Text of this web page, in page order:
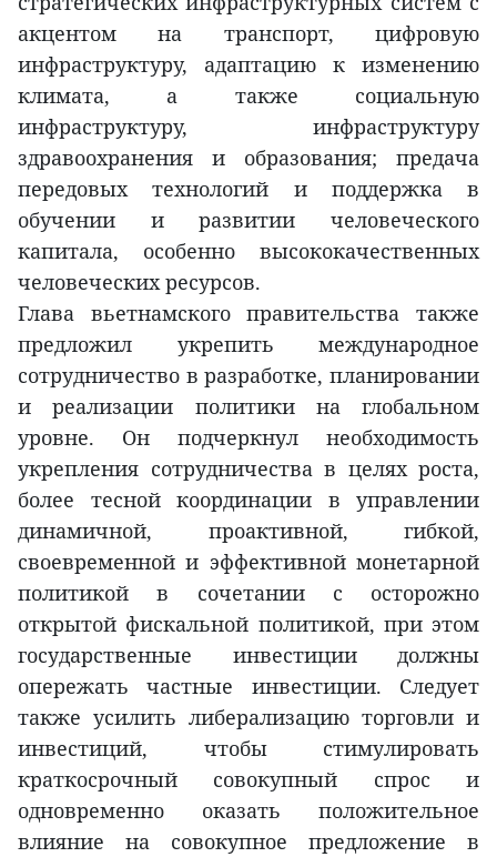
акцентом на транспорт, цифровую
инфраструктуру, адаптацию к изменению
климата, а также социальную
инфраструктуру, инфраструктуру
здравоохранения и образования; предача
передовых технологий и поддержка в
обучении и развитии человеческого
капитала, особенно высококачественных
человеческих ресурсов.
Глава вьетнамского правительства также
предложил укрепить международное
сотрудничество в разработке, планировании
и реализации политики на глобальном
уровне. Он подчеркнул необходимость
укрепления сотрудничества в целях роста,
более тесной координации в управлении
динамичной, проактивной, гибкой,
своевременной и эффективной монетарной
политикой в сочетании с осторожно
открытой фискальной политикой, при этом
государственные инвестиции должны
опережать частные инвестиции. Следует
также усилить либерализацию торговли и
инвестиций, чтобы стимулировать
краткосрочный совокупный спрос и
одновременно оказать положительное
влияние на совокупное предложение в